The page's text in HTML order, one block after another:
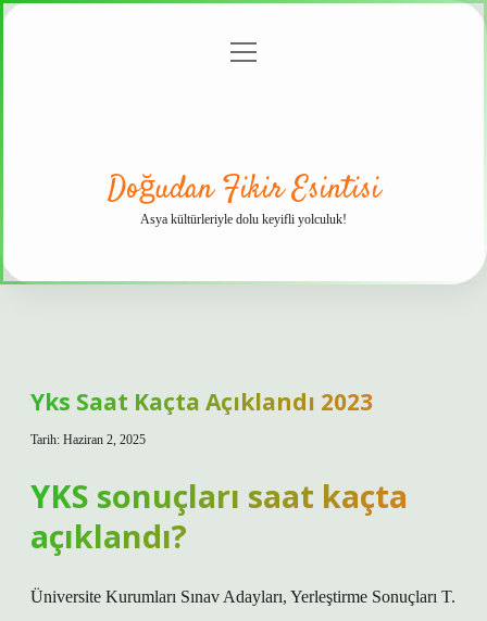
menüyü
Doğudan Fikir Esintisi
Asya kültürleriyle dolu keyifli yolculuk!
Yks Saat Kaçta Açıklandı 2023
Tarih: Haziran 2, 2025
YKS sonuçları saat kaçta
açıklandı?
Üniversite Kurumları Sınav Adayları, Yerleştirme Sonuçları T.